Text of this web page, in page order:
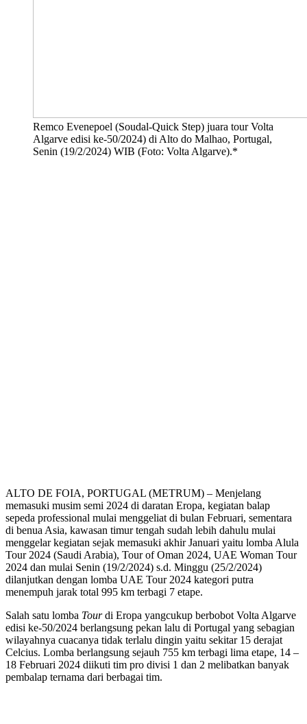
Remco Evenepoel (Soudal-Quick Step) juara tour Volta
Algarve edisi ke-50/2024) di Alto do Malhao, Portugal,
Senin (19/2/2024) WIB (Foto: Volta Algarve).*
ALTO DE FOIA, PORTUGAL (METRUM) – Menjelang
memasuki musim semi 2024 di daratan Eropa, kegiatan balap
sepeda professional mulai menggeliat di bulan Februari, sementara
di benua Asia, kawasan timur tengah sudah lebih dahulu mulai
menggelar kegiatan sejak memasuki akhir Januari yaitu lomba Alula
Tour 2024 (Saudi Arabia), Tour of Oman 2024, UAE Woman Tour
2024 dan mulai Senin (19/2/2024) s.d. Minggu (25/2/2024)
dilanjutkan dengan lomba UAE Tour 2024 kategori putra
menempuh jarak total 995 km terbagi 7 etape.
Salah satu lomba Tourdi Eropa yangcukup berbobot Volta Algarve
edisi ke-50/2024 berlangsung pekan lalu di Portugal yang sebagian
wilayahnya cuacanya tidak terlalu dingin yaitu sekitar 15 derajat
Celcius. Lomba berlangsung sejauh 755 km terbagi lima etape, 14 –
18 Februari 2024 diikuti tim pro divisi 1 dan 2 melibatkan banyak
pembalap ternama dari berbagai tim.